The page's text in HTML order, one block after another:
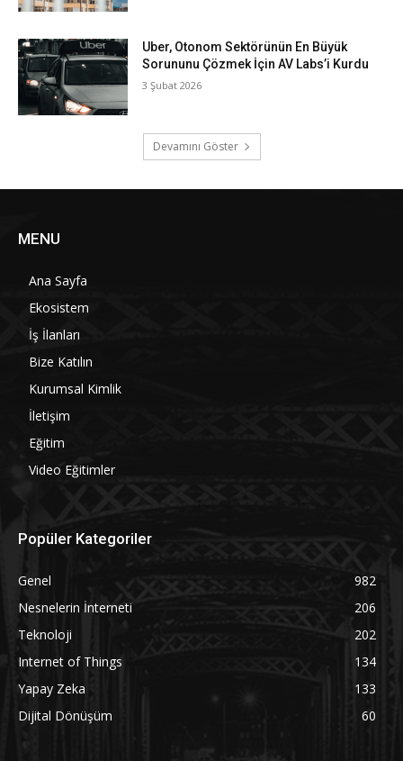
Uber, Otonom Sektörünün En Büyük
Sorununu Çözmek İçin AV Labs’i Kurdu
3 Şubat 2026
Devamını Göster
MENU
Ana Sayfa
Ekosistem
İş İlanları
Bize Katılın
Kurumsal Kimlik
İletişim
Eğitim
Video Eğitimler
Popüler Kategoriler
Genel
982
Nesnelerin İnterneti
206
Teknoloji
202
Internet of Things
134
Yapay Zeka
133
Dijital Dönüşüm
60